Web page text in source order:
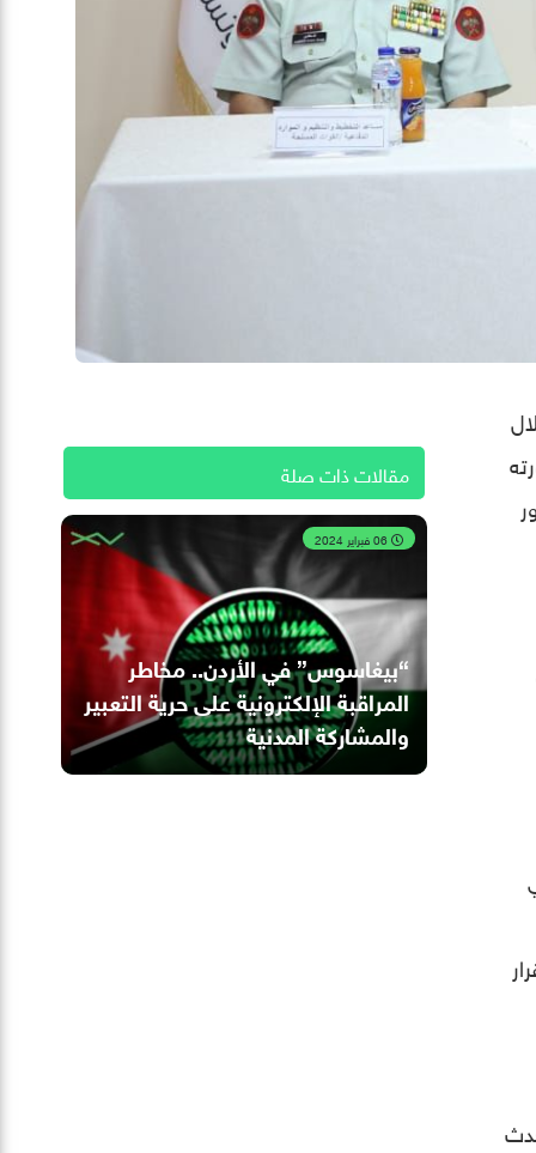
مقالات ذات صلة
“بيغاسوس” في الأردن.. مخاطر
المراقبة الإلكترونية على حرية التعبير
والمشاركة المدنية